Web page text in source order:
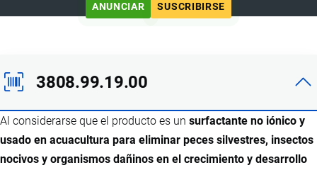
ANUNCIAR
SUSCRIBIRSE
3808.99.19.00
Al considerarse que el producto es un surfactante no iónico y
usado en acuacultura para eliminar peces silvestres, insectos
nocivos y organismos dañinos en el crecimiento y desarrollo